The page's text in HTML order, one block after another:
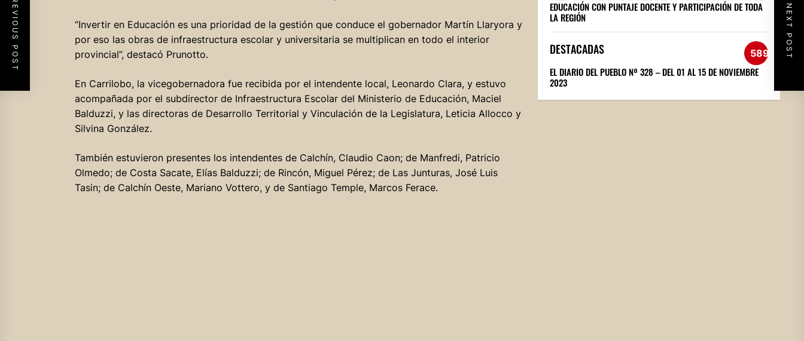
“Invertir en Educación es una prioridad de la gestión que conduce el gobernador Martín Llaryora y
por eso las obras de infraestructura escolar y universitaria se multiplican en todo el interior
provincial”, destacó Prunotto.
En Carrilobo, la vicegobernadora fue recibida por el intendente local, Leonardo Clara, y estuvo
acompañada por el subdirector de Infraestructura Escolar del Ministerio de Educación, Maciel
Balduzzi, y las directoras de Desarrollo Territorial y Vinculación de la Legislatura, Leticia Allocco y
Silvina González.
También estuvieron presentes los intendentes de Calchín, Claudio Caon; de Manfredi, Patricio
Olmedo; de Costa Sacate, Elías Balduzzi; de Rincón, Miguel Pérez; de Las Junturas, José Luis
Tasin; de Calchín Oeste, Mariano Vottero, y de Santiago Temple, Marcos Ferace.
PREVIOUS POST NEXT POST
EDUCACIÓN CON PUNTAJE DOCENTE Y PARTICIPACIÓN DE TODA
LA REGIÓN
DESTACADAS 589
EL DIARIO DEL PUEBLO Nº 328 – DEL 01 AL 15 DE NOVIEMBRE
2023